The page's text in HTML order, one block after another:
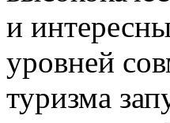
и
уровней
туризма